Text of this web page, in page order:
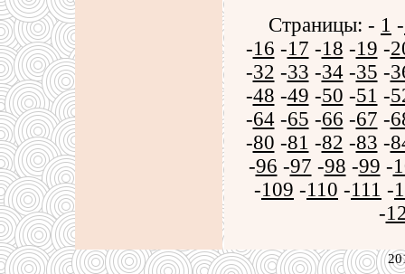
Страницы: - 1 -
-16 -17 -18 -19 -
-32 -33 -34-35 -
-48 -49 -50 -51 -
-64-65 -66 -67 -
-80 -81 -82 -83 -
-96 -97 -98 -99 -
-109 -110 -111 -
-